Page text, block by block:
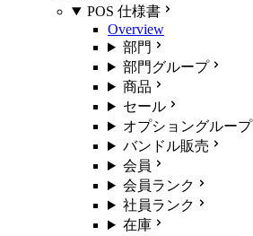
POS 仕様書
Overview
部門
部門グループ
商品
セール
オプショングループ
バンドル販売
会員
会員ランク
社員ランク
在庫